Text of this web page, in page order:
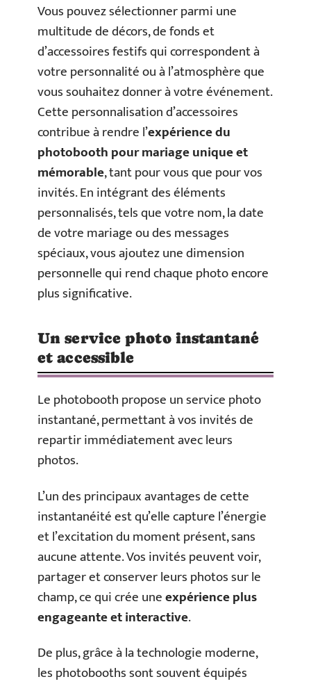
Vous pouvez sélectionner parmi une
multitude de décors, de fonds et
d’accessoires festifs qui correspondent à
votre personnalité ou à l’atmosphère que
vous souhaitez donner à votre événement.
Cette personnalisation d’accessoires
contribue à rendre l’expérience du
photobooth pour mariage unique et
mémorable, tant pour vous que pour vos
invités. En intégrant des éléments
personnalisés, tels que votre nom, la date
de votre mariage ou des messages
spéciaux, vous ajoutez une dimension
personnelle qui rend chaque photo encore
plus significative.
Un service photo instantané
et accessible
Le photobooth propose un service photo
instantané, permettant à vos invités de
repartir immédiatement avec leurs
photos.
L’un des principaux avantages de cette
instantanéité est qu’elle capture l’énergie
et l’excitation du moment présent, sans
aucune attente. Vos invités peuvent voir,
partager et conserver leurs photos sur le
champ, ce qui crée uneexpérience plus
engageante et interactive.
De plus, grâce à la technologie moderne,
les photobooths sont souvent équipés